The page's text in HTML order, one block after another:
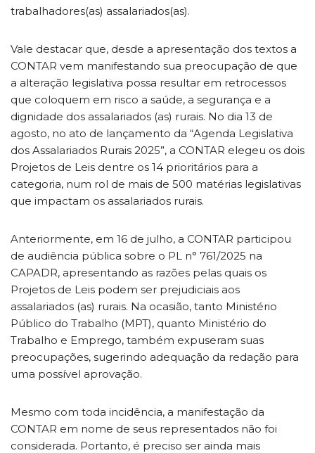
trabalhadores(as) assalariados(as).
Vale destacar que, desde a apresentação dos textos a
CONTAR vem manifestando sua preocupação de que
a alteração legislativa possa resultar em retrocessos
que coloquem em risco a saúde, a segurança e a
dignidade dos assalariados (as) rurais. No dia 13 de
agosto, no ato de lançamento da “Agenda Legislativa
dos Assalariados Rurais 2025”, a CONTAR elegeu os dois
Projetos de Leis dentre os 14 prioritários para a
categoria, num rol de mais de 500 matérias legislativas
que impactam os assalariados rurais.
Anteriormente, em 16 de julho, a CONTAR participou
de audiência pública sobre o PL n° 761/2025 na
CAPADR, apresentando as razões pelas quais os
Projetos de Leis podem ser prejudiciais aos
assalariados (as) rurais. Na ocasião, tanto Ministério
Público do Trabalho (MPT), quanto Ministério do
Trabalho e Emprego, também expuseram suas
preocupações, sugerindo adequação da redação para
uma possível aprovação.
Mesmo com toda incidência, a manifestação da
CONTAR em nome de seus representados não foi
considerada. Portanto, é preciso ser ainda mais